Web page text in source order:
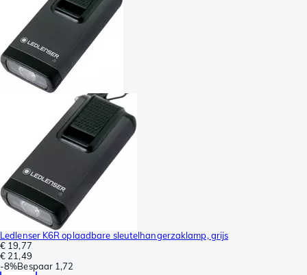
Ledlenser K6R oplaadbare sleutelhangerzaklamp, grijs
€ 19,77
€ 21,49
-8%Bespaar 1,72